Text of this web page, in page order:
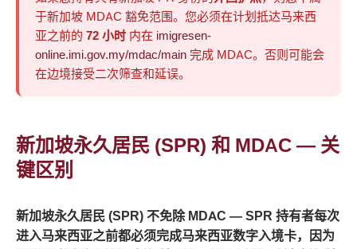
于新加坡 MDAC 豁免范围。您必须在计划抵达马来西
亚之前的 72 小时 内在 imigresen-
online.imi.gov.my/mdac/main 完成 MDAC。否则可能会
在边境接受二次筛查和延误。
新加坡永久居民 (SPR) 和 MDAC — 关
键区别
新加坡永久居民 (SPR) 不免除 MDAC — SPR 持有者每次
进入马来西亚之前都必须完成马来西亚数字入境卡，因为